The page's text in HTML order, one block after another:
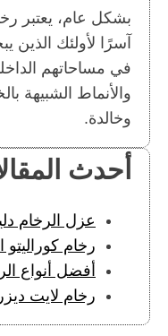
بشكل عام، يعتبر
آسرًا لأولئك الذين
في مساحاتهم
والأنماط الشبيهة
وخالدة.
أحدث
عزل الرخام
رخام كوراليتو
أفضل أنواع
رخام لايت